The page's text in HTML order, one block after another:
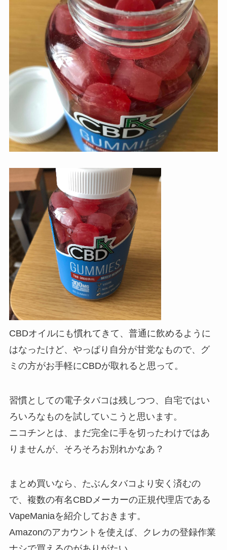
CBDオイルにも慣れてきて、普通に飲めるように
はなったけど、やっぱり自分が甘党なもので、グ
ミの方がお手軽にCBDが取れると思って。
習慣としての電子タバコは残しつつ、自宅ではい
ろいろなものを試していこうと思います。
ニコチンとは、まだ完全に手を切ったわけではあ
りませんが、 そろそろお別れかなあ？
まとめ買いなら、たぶんタバコより安く済むの
で、複数の有名CBDメーカーの正規代理店である
VapeManiaを紹介しておきます。
Amazonのアカウントを使えば、クレカの登録作業